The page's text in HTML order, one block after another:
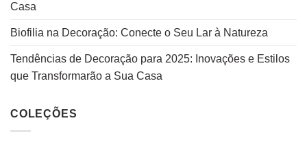
Casa
Biofilia na Decoração: Conecte o Seu Lar à Natureza
Tendências de Decoração para 2025: Inovações e Estilos
que Transformarão a Sua Casa
COLEÇÕES